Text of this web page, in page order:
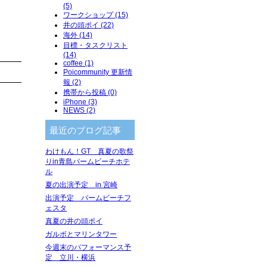
(5)
ワークショップ (15)
井の頭ポイ (22)
海外 (14)
目標・タスクリスト
(14)
coffee (1)
Poicommunity 更新情
報 (2)
携帯から投稿 (0)
iPhone (3)
NEWS (2)
最近のブログ記事
わけもん！GT 真夏の歌祭
りin青島パームビーチホテ
ル
夏の出演予定 in 宮崎
出演予定 パームビーチフ
ェスタ
真夏の井の頭ポイ
ガルボとマリンタワー
今週末のパフォーマンス予
定 立川・横浜